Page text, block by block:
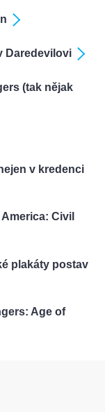
Daredevilovi
(tak nějak
v kredenci
Civil
plakáty postav
Age of